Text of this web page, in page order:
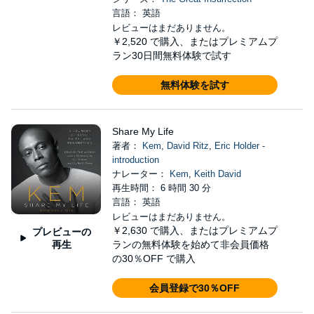
言語： 英語
レビューはまだありません。
￥2,520 で購入、またはプレミアムプ
ラン30日間無料体験で試す
無料体験を試す
プレビューの
再生
Share My Life
著者： Kem, David Ritz, Eric Holder -
introduction
ナレーター：
Kem, Keith David
再生時間： 6 時間 30 分
言語： 英語
レビューはまだありません。
￥2,630 で購入、またはプレミアムプ
ランの無料体験を始めて非会員価格
の30％OFF で購入
会員登録で30％OFF